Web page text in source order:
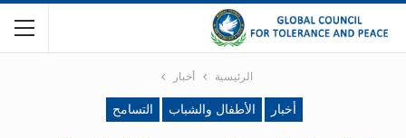
الرئيسية أخبار
أخبار الأطفال والشباب التسامح